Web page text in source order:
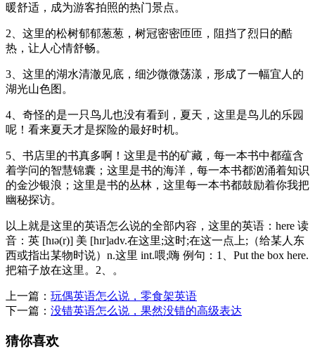
暖舒适，成为游客拍照的热门景点。
2、这里的松树郁郁葱葱，树冠密密匝匝，阻挡了烈日的酷
热，让人心情舒畅。
3、这里的湖水清澈见底，细沙微微荡漾，形成了一幅宜人的
湖光山色图。
4、奇怪的是一只鸟儿也没有看到，夏天，这里是鸟儿的乐园
呢！看来夏天才是探险的最好时机。
5、书店里的书真多啊！这里是书的矿藏，每一本书中都蕴含
着学问的智慧锦囊；这里是书的海洋，每一本书都汹涌着知识
的金沙银浪；这里是书的丛林，这里每一本书都鼓励着你我把
幽秘探访。
以上就是这里的英语怎么说的全部内容，这里的英语：here 读
音：英 [hɪə(r)] 美 [hɪr]adv.在这里;这时;在这一点上;（给某人东
西或指出某物时说）n.这里 int.喂;嗨 例句：1、Put the box here.
把箱子放在这里。2、。
上一篇： 玩偶英语怎么说，零食架英语
下一篇： 没错英语怎么说，果然没错的高级表达
猜你喜欢